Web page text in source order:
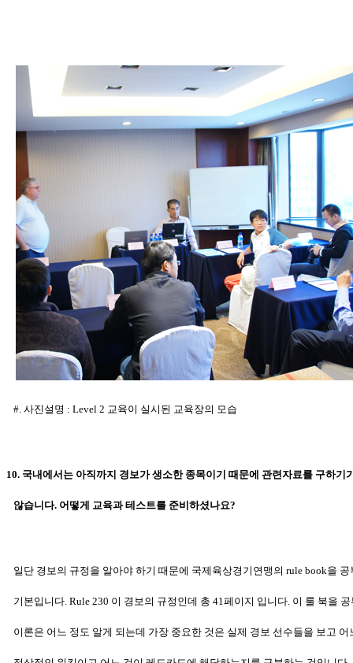
#. 사진설명 : Level 2 교육이 실시된 교육장의 모습
10. 국내에서는 아직까지 경보가 생소한 종목이기 때문에 관련자료를 구하기
않습니다. 어떻게 교육과 테스트를 준비하셨나요?
일단 경보의 규정을 알아야 하기 때문에 국제육상경기연맹의 rule book을 공
기본입니다. Rule 230 이 경보의 규정인데 총 41페이지 입니다. 이 룰 북을
이론은 어느 정도 알게 되는데 가장 중요한 것은 실제 경보 선수들을 보고 어